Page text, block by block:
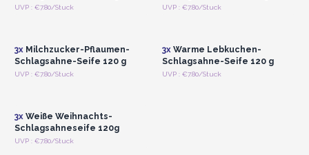
UVP : €7.80/Stuck UVP : €7.80/Stuck
Anmelden oder
3xMilchzucker-Pflaumen-
Schlagsahne-Seife 120 g
UVP : €7.80/Stuck
Anmelden oder
3xWarme Lebkuchen-
Schlagsahne-Seife 120 g
UVP : €7.80/Stuck
Anmelden oder
3xWeiße Weihnachts-
Schlagsahneseife 120g
UVP : €7.80/Stuck